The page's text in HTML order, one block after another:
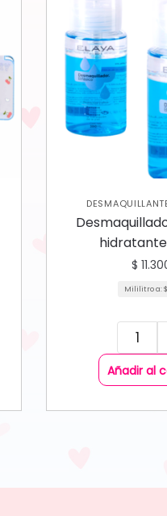
COLECCIÓN,OJOS,
CARE
$
Mililitro a:$
Añadir al